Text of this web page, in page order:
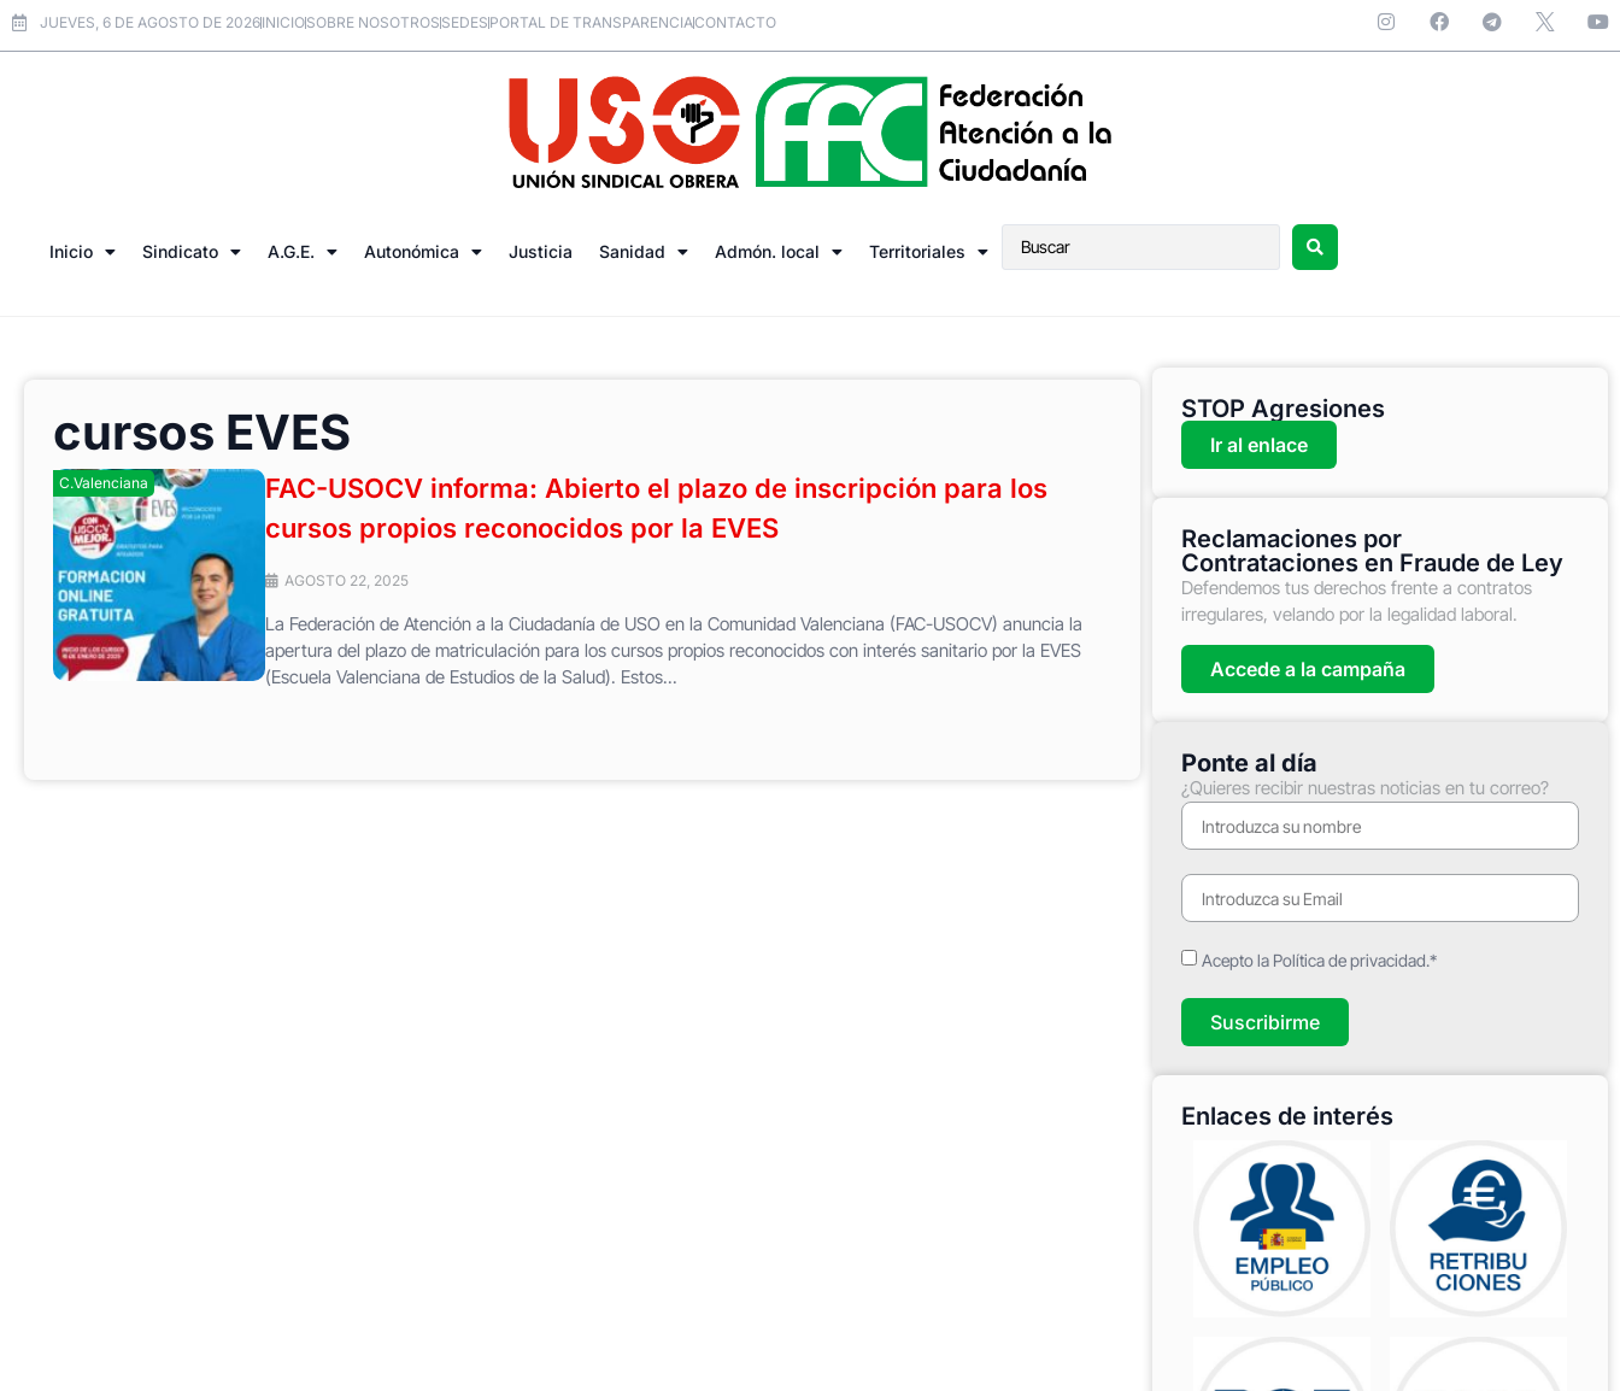
JUEVES, 6 DE AGOSTO DE 2026INICIOSOBRE NOSOTROSSEDESPORTAL DE TRANSPARENCIACONTACTO
Inicio Sindicato A.G.E. Autonómica Justicia Sanidad Admón. local Territoriales
cursos EVES
C.Valenciana
FAC-USOCV informa: Abierto el plazo de inscripción para los
cursos propios reconocidos por la EVES
AGOSTO 22, 2025
La Federación de Atención a la Ciudadanía de USO en la Comunidad Valenciana (FAC-USOCV) anuncia la
apertura del plazo de matriculación para los cursos propios reconocidos con interés sanitario por la EVES
(Escuela Valenciana de Estudios de la Salud). Estos...
STOP Agresiones
Ir al enlace
Reclamaciones por
Contrataciones en Fraude de Ley
Defendemos tus derechos frente a contratos
irregulares, velando por la legalidad laboral.
Accede a la campaña
Ponte al día
¿Quieres recibir nuestras noticias en tu correo?
Acepto la Política de privacidad.*
Suscribirme
Enlaces de interés